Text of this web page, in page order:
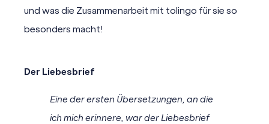
und was die Zusammenarbeit mit tolingo für sie so
besonders macht!
Der Liebesbrief
Eine der ersten Übersetzungen, an die
ich mich erinnere, war der Liebesbrief